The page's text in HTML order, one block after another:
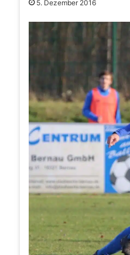
5. Dezember 2016